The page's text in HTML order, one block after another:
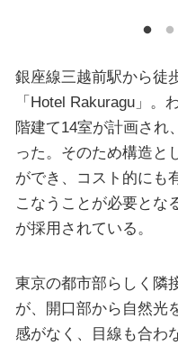
銀座線三越前駅から徒
「Hotel Rakuragu」。
階建て14室が計画され
った。そのため構造と
ができ、コスト的にも
こなうことが必要とな
が採用されている。
東京の都市部らしく隣
が、開口部から自然光
感がなく、目線も合わ